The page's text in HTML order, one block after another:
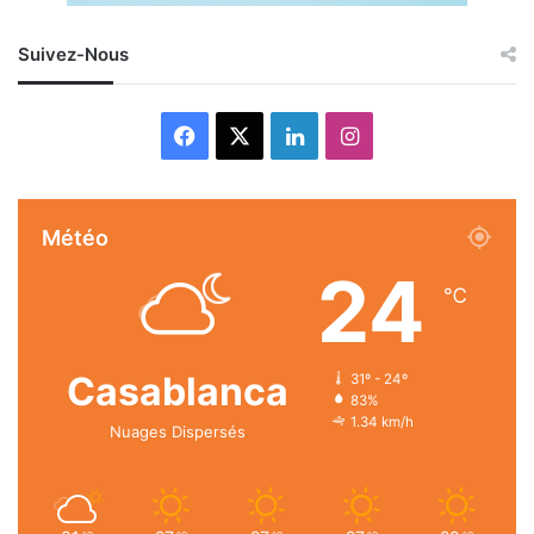
Suivez-Nous
Facebook LinkedinInstagram
Météo
Casablanca
Nuages Dispersés
24 ℃
31º - 24º
83%
1.34 km/h